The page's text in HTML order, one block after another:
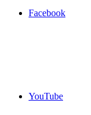
Facebook
YouTube